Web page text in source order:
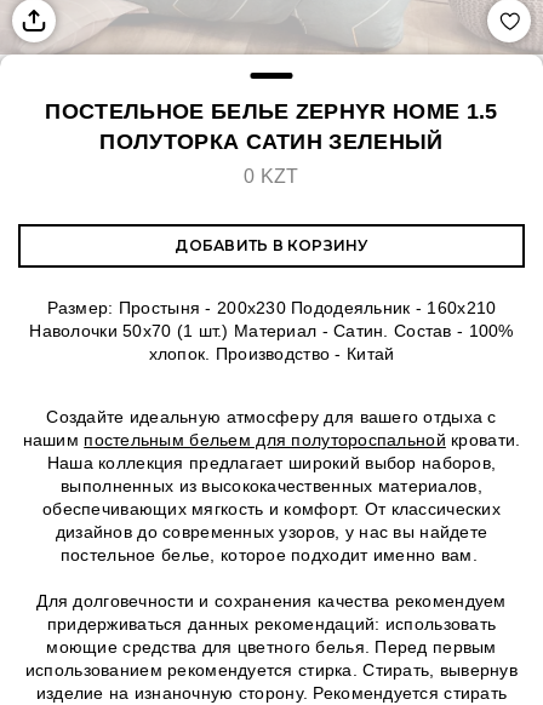
ПОСТЕЛЬНОЕ БЕЛЬЕ ZEPHYR HOME 1.5
ПОЛУТОРКА САТИН ЗЕЛЕНЫЙ
0 KZT
ДОБАВИТЬ В КОРЗИНУ
Размер: Простыня - 200x230 Пододеяльник - 160х210
Наволочки 50х70 (1 шт.) Материал - Сатин. Состав - 100%
хлопок. Производство - Китай
Создайте идеальную атмосферу для вашего отдыха с
нашим постельным бельем для полутороспальной кровати.
Наша коллекция предлагает широкий выбор наборов,
выполненных из высококачественных материалов,
обеспечивающих мягкость и комфорт. От классических
дизайнов до современных узоров, у нас вы найдете
постельное белье, которое подходит именно вам.
Для долговечности и сохранения качества рекомендуем
придерживаться данных рекомендаций: использовать
моющие средства для цветного белья. Перед первым
использованием рекомендуется стирка. Стирать, вывернув
изделие на изнаночную сторону. Рекомендуется стирать